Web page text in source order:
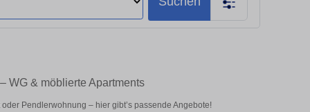
WG & möblierte Apartments
Pendlerwohnung – hier gibt’s passende Angebote!